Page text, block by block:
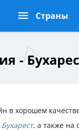
Страны
-
в хорошем
Бухарест, а также на